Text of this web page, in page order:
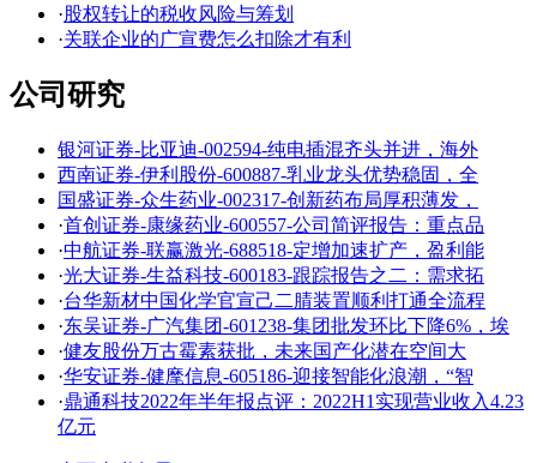
·股权转让的税收风险与筹划
·关联企业的广宣费怎么扣除才有利
公司研究
银河证券-比亚迪-002594-纯电插混齐头并进，海外
西南证券-伊利股份-600887-乳业龙头优势稳固，全
国盛证券-众生药业-002317-创新药布局厚积薄发，
·首创证券-康缘药业-600557-公司简评报告：重点品
·中航证券-联赢激光-688518-定增加速扩产，盈利能
·光大证券-生益科技-600183-跟踪报告之二：需求拓
·台华新材中国化学官宣己二腈装置顺利打通全流程
·东吴证券-广汽集团-601238-集团批发环比下降6%，埃
·健友股份万古霉素获批，未来国产化潜在空间大
·华安证券-健麾信息-605186-迎接智能化浪潮，“智
·鼎通科技2022年半年报点评：2022H1实现营业收入4.23
亿元